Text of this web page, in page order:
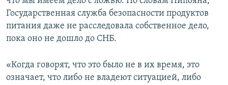
Государственная служба безопасности продуктов
питания даже не расследовала собственное дело,
пока оно не дошло до СНБ.
«Когда говорят, что это было не в их время, это
означает, что либо не владеют ситуацией, либо